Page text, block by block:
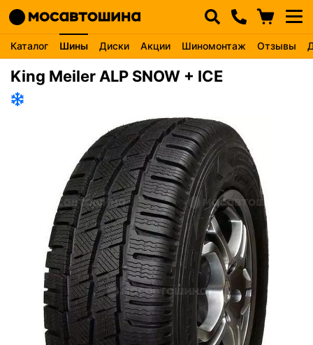
Каталог Шины Диски Акции Шиномонтаж Отзывы
King Meiler ALP SNOW + ICE